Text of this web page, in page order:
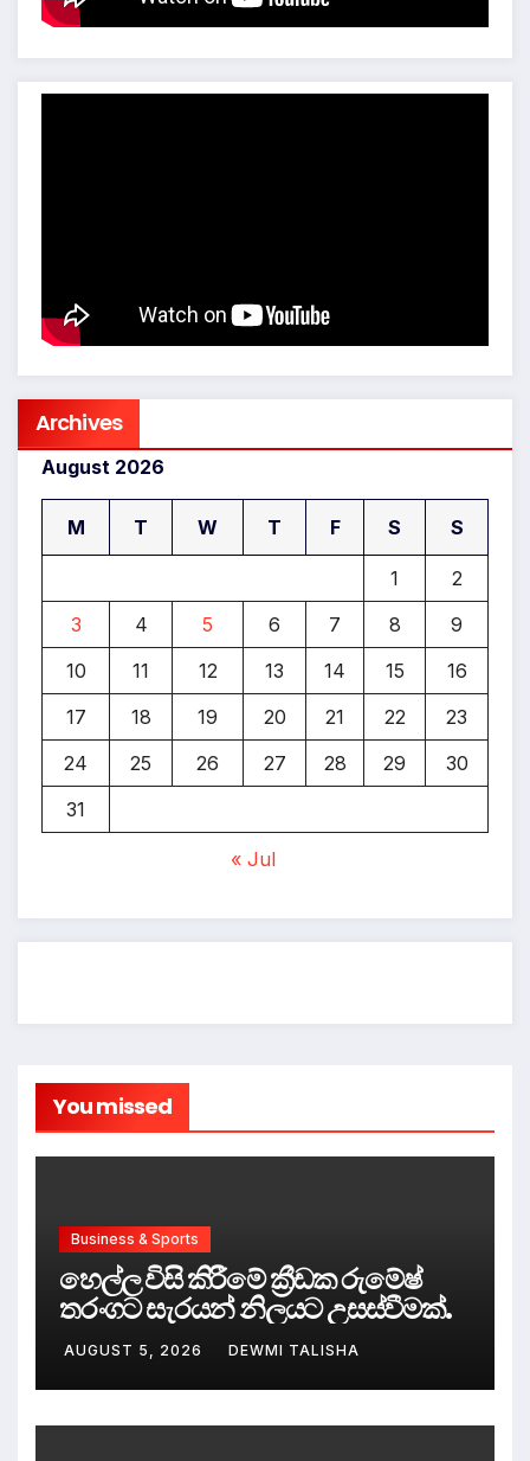
Archives
August 2026
M T W T F S S
1
2
3
4 5 6 7 8
9
10
11 12 13 14 15
16
17
18 19 20 21 22
23
24
25 26 27 28 29
30
31
« Jul
You missed
Business & Sports
හෙල්ල විසි කිරීමේ ක්‍රීඩක රුමේෂ්
තරංගට සැරයන් නිලයට උසස්වීමක්.
AUGUST 5, 2026 DEWMI TALISHA